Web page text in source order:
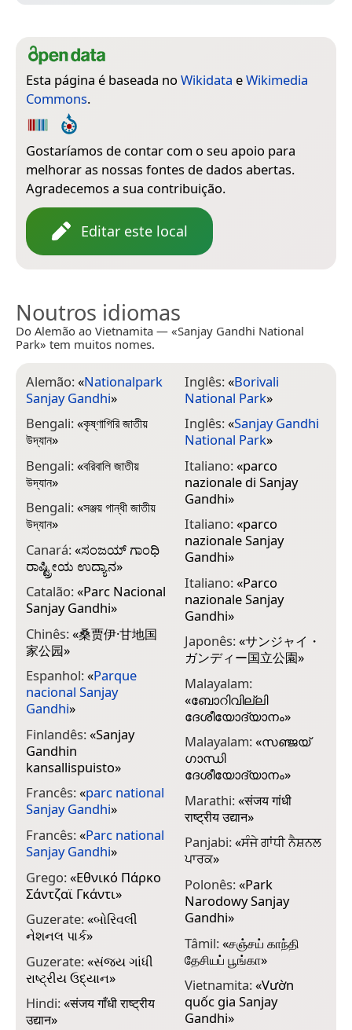
Esta página é baseada no Wikidata eWikimedia
Commons.
Gostaríamos de contar com o seu apoio para
melhorar as nossas fontes de dados abertas.
Agradecemos a sua contribuição.
Editar este local
Noutros idiomas
Do Alemão ao Vietnamita — «Sanjay Gandhi National
Park» tem muitos nomes.
Alemão:«Nationalpark
Sanjay Gandhi»
Bengali:«কৃষ্ণাগিরি জাতীয়
উদ্যান»
Bengali:«বরিবালি জাতীয়
উদ্যান»
Bengali:«সঞ্জয় গান্ধী জাতীয়
উদ্যান»
Canará:«ಸಂಜಯ್ ಗಾಂಧಿ
ರಾಷ್ಟ್ರೀಯ ಉದ್ಯಾನ»
Catalão:«Parc Nacional
Sanjay Gandhi»
Chinês:«桑贾伊·甘地国
家公园»
Espanhol:«Parque
nacional Sanjay
Gandhi»
Finlandês:«Sanjay
Gandhin
kansallispuisto»
Francês:«parc national
Sanjay Gandhi»
Francês:«Parc national
Sanjay Gandhi»
Grego:«Εθνικό Πάρκο
Σάντζαϊ Γκάντι»
Guzerate:«બોરિવલી
નેશનલ પાર્ક»
Guzerate:«સંજય ગાંધી
રાષ્ટ્રીય ઉદ્યાન»
Hindi:«संजय गाँधी राष्ट्रीय
उद्यान»
Inglês:«Borivali
National Park»
Inglês:«Sanjay Gandhi
National Park»
Italiano:«parco
nazionale di Sanjay
Gandhi»
Italiano:«parco
nazionale Sanjay
Gandhi»
Italiano:«Parco
nazionale Sanjay
Gandhi»
Japonês:«サンジャイ・
ガンディー国立公園»
Malayalam:
«ബോറിവില്ലി
ദേശീയോദ്യാനം»
Malayalam:«സഞ്ജയ്
ഗാന്ധി
ദേശീയോദ്യാനം»
Marathi:«संजय गांधी
राष्ट्रीय उद्यान»
Panjabi:«ਸੰਜੇ ਗਾਂਧੀ ਨੈਸ਼ਨਲ
ਪਾਰਕ»
Polonês:«Park
Narodowy Sanjay
Gandhi»
Tâmil:«சஞ்சய் காந்தி
தேசியப் பூங்கா»
Vietnamita:«Vườn
quốc gia Sanjay
Gandhi»